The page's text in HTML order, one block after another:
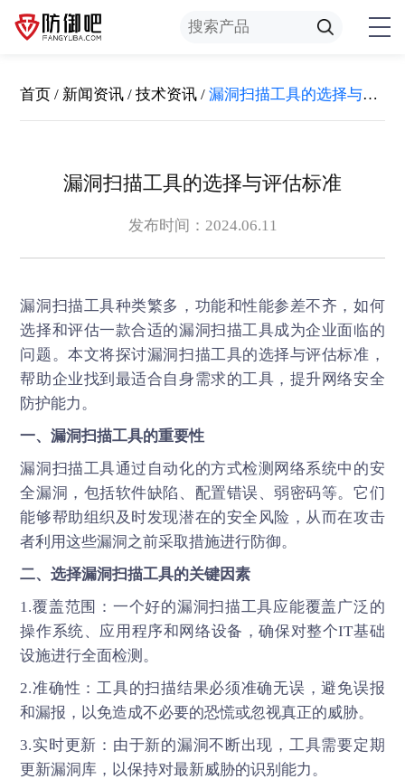
首页 / 新闻资讯 /技术资讯 /漏洞扫描工具的选择与评估标准
漏洞扫描工具的选择与评估标准
发布时间：2024.06.11
漏洞扫描工具种类繁多，功能和性能参差不齐，如何
选择和评估一款合适的漏洞扫描工具成为企业面临的
问题。本文将探讨漏洞扫描工具的选择与评估标准，
帮助企业找到最适合自身需求的工具，提升网络安全
防护能力。
一、漏洞扫描工具的重要性
漏洞扫描工具通过自动化的方式检测网络系统中的安
全漏洞，包括软件缺陷、配置错误、弱密码等。它们
能够帮助组织及时发现潜在的安全风险，从而在攻击
者利用这些漏洞之前采取措施进行防御。
二、选择漏洞扫描工具的关键因素
1.覆盖范围：一个好的漏洞扫描工具应能覆盖广泛的
操作系统、应用程序和网络设备，确保对整个IT基础
设施进行全面检测。
2.准确性：工具的扫描结果必须准确无误，避免误报
和漏报，以免造成不必要的恐慌或忽视真正的威胁。
3.实时更新：由于新的漏洞不断出现，工具需要定期
更新漏洞库，以保持对最新威胁的识别能力。